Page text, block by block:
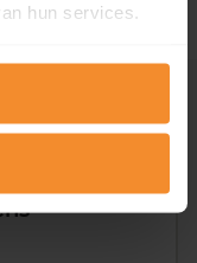
hun services.